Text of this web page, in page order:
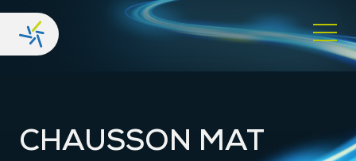
CHAUSSON MAT